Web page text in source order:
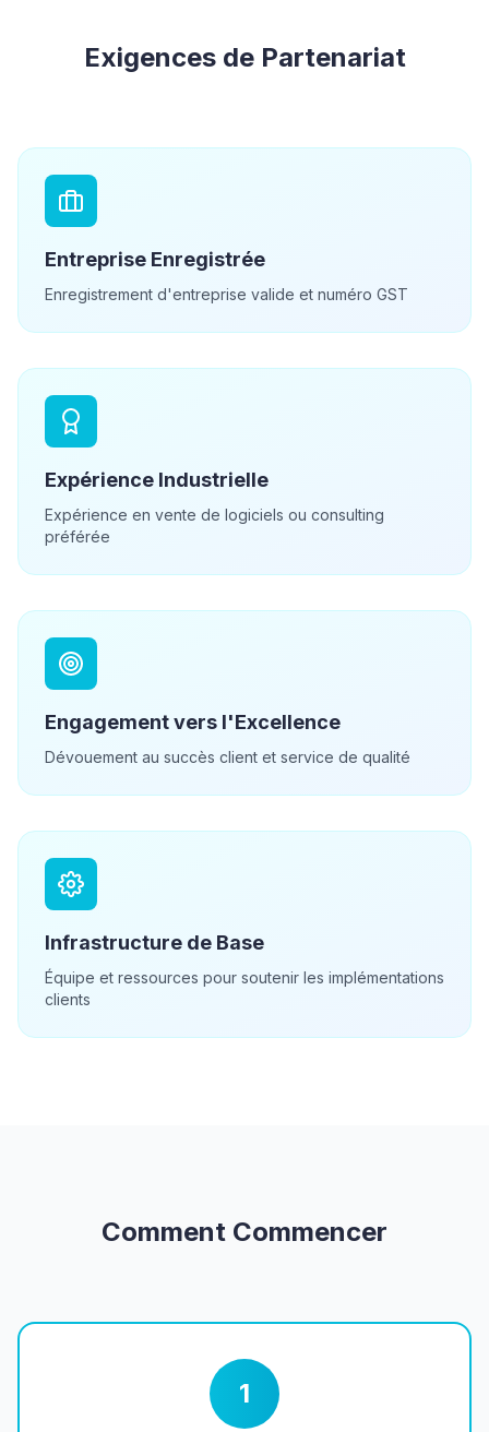
Exigences de Partenariat
Entreprise Enregistrée
Enregistrement d'entreprise valide et numéro GST
Expérience Industrielle
Expérience en vente de logiciels ou consulting
préférée
Engagement vers l'Excellence
Dévouement au succès client et service de qualité
Infrastructure de Base
Équipe et ressources pour soutenir les implémentations
clients
Comment Commencer
1